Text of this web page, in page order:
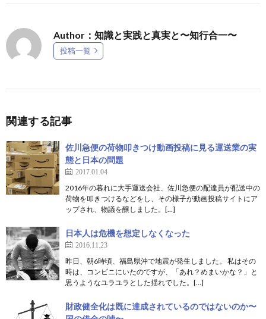
Author：知識と実践と真実と〜知行合一〜
投稿一覧
関連する記事
佐川急便の荷物叩きつけ動画投稿に見る運送業の実
態と日本の問題
2017.01.04
2016年の暮れに大手運送会社、佐川急便の配達員が配送中の
荷物を叩きつけるなどをし、その様子が動画投稿サイトにア
ップされ、物議を醸しました。[…]
日本人は危機を想定しなくなった
2016.11.23
昨日、朝6時頃、福島県沖で地震が発生しました。 私はその
時は、コンビニにいたのですが、「あれ？めまいかな？」と
思うようなユラユラとした揺れでした。[…]
財政健全化は既に達成されているのではないのか〜